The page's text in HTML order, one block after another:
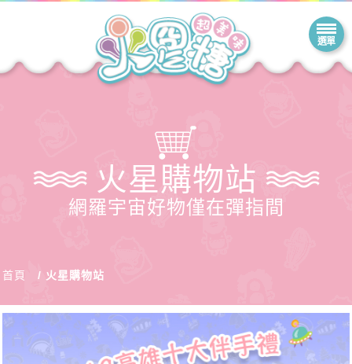
火星購物站
網羅宇宙好物僅在彈指間
首頁 火星購物站